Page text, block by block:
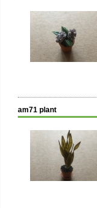
am71 plant